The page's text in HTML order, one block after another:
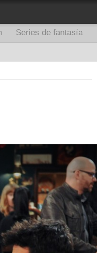
Series de fantasía